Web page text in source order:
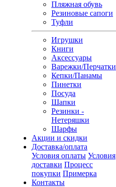
Пляжная обувь
Резиновые сапоги
Туфли
Игрушки
Книги
Аксессуары
Варежки/Перчатки
Кепки/Панамы
Пинетки
Посуда
Шапки
Резинки -
Нетеряшки
Шарфы
Акции и скидки
Доставка/оплата
Условия оплаты Условия
доставки Процесс
покупки Примерка
Контакты